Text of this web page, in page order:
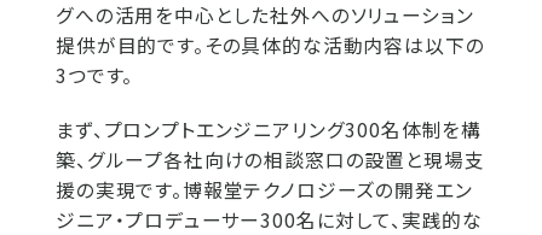
グへの活用を中心とした社外へのソリューション
提供が目的です。その具体的な活動内容は以下の
3つです。
まず、プロンプトエンジニアリング300名体制を構
築、グループ各社向けの相談窓口の設置と現場支
援の実現です。博報堂テクノロジーズの開発エン
ジニア・プロデューサー300名に対して、実践的な